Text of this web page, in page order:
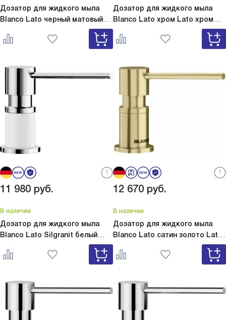
Дозатор для жидкого мыла
Blanco Lato черный матовый
Lato черный матовый 525789
Дозатор для жидкого мыла
Blanco Lato хром Lato хром
11 980 руб.
В наличии
Дозатор для жидкого мыла
Blanco Lato Silgranit белый
Lato Silgranit белый 525814
12 670 руб.
В наличии
Дозатор для жидкого мыла
Blanco Lato сатин золото Lato